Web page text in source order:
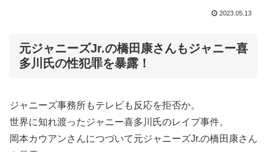
2023.05.13
元ジャニーズJr.の橋田康さんもジャニー喜
多川氏の性犯罪を暴露！
ジャニーズ事務所もテレビも反応を拒否か。
世界に知れ渡ったジャニー喜多川氏のレイプ事件。
岡本カウアンさんにつづいて元ジャニーズJr.の橋田康さん